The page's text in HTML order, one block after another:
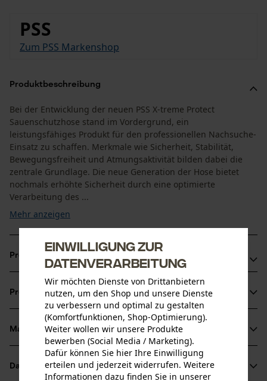
PSS
Zum PSS Markenshop
Produktbeschreibung
Bei der Entwicklung der neuen PSS X-treme Protect
Sauenschutzhose stand im Vordergrund, ein
leistungsfähiges Produkt für den professionellen Nachsuche-
Einsatz zu schaffen. Merkmale wie Sicherheit, Stabilität,
Bewegungsfreiheit und Atmungsaktivität bilden dabei die
zentrale Grundlage. Die neue Generation der Hose bietet
nochmals erhöhte Sicherheit durch eine optimierte
Verarbeitung des ...
Mehr anzeigen
Produktvorteile
Seitentaschen mit schmutzabweisender Cordura-Abdeckung
und Öse für Markierungsband 100 % wasserdichte,
dampfoffene RainTex-Membran im vorderen Beinbereich der
Sauenschutzhose Verlängerter Nierenschutz für zusätzlichen
Schutz Jagdhose mit flexiblem Dehnbund
Produktinformationen
Produktdetails
Aktivitätstyp
Arbeiten, Jagen, Schützen, Unfallvermeidung
Material & Pflege
Material
Datenblätter
Einwilligung zur
Datenverarbeitung
Wir möchten Dienste von Drittanbietern
nutzen, um den Shop und unsere Dienste
zu verbessern und optimal zu gestalten
(Komfortfunktionen, Shop-Optimierung).
Weiter wollen wir unsere Produkte
bewerben (Social Media / Marketing).
Dafür können Sie hier Ihre Einwilligung
erteilen und jederzeit widerrufen. Weitere
Informationen dazu finden Sie in unserer